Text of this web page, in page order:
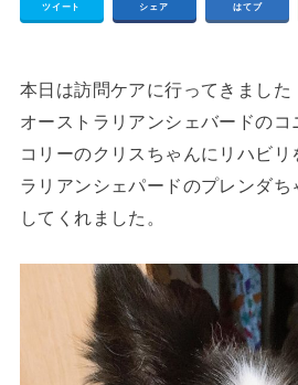
ツイート シェア はてブ
本日は訪問ケアに行ってきました
オーストラリアンシェバードの
コリーのクリスちゃんにリハビリ
ラリアンシェパードのプレンダち
してくれました。